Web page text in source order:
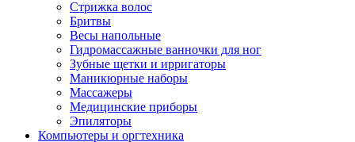
Стрижка волос
Бритвы
Весы напольные
Гидромассажные ванночки для ног
Зубные щетки и ирригаторы
Маникюрные наборы
Массажеры
Медицинские приборы
Эпиляторы
Компьютеры и оргтехника